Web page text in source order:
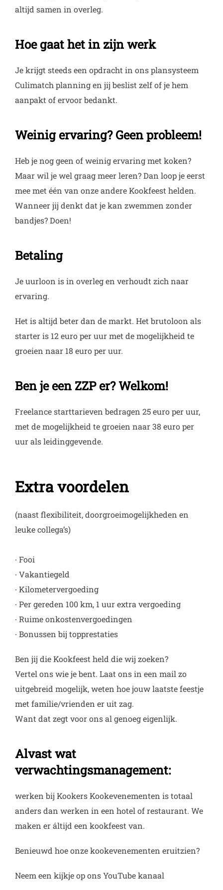
altijd samen in overleg.
Hoe gaat het in zijn werk
Je krijgt steeds een opdracht in ons plansysteem
Culimatch planning en jij beslist zelf of je hem
aanpakt of ervoor bedankt.
Weinig ervaring? Geen probleem!
Heb je nog geen of weinig ervaring met koken?
Maar wil je wel graag meer leren? Dan loop je eerst
mee met één van onze andere Kookfeest helden.
Wanneer jij denkt dat je kan zwemmen zonder
bandjes? Doen!
Betaling
Je uurloon is in overleg en verhoudt zich naar
ervaring.
Het is altijd beter dan de markt. Het brutoloon als
starter is 12 euro per uur met de mogelijkheid te
groeien naar 18 euro per uur.
Ben je een ZZP er? Welkom!
Freelance starttarieven bedragen 25 euro per uur,
met de mogelijkheid te groeien naar 38 euro per
uur als leidinggevende.
Extra voordelen
(naast flexibiliteit, doorgroeimogelijkheden en
leuke collega’s)
∙ Fooi
∙ Vakantiegeld
∙ Kilometervergoeding
∙ Per gereden 100 km, 1 uur extra vergoeding
∙ Ruime onkostenvergoedingen
∙ Bonussen bij topprestaties
Ben jij die Kookfeest held die wij zoeken?
Vertel ons wie je bent. Laat ons in een mail zo
uitgebreid mogelijk, weten hoe jouw laatste feestje
met familie/vrienden er uit zag.
Want dat zegt voor ons al genoeg eigenlijk.
Alvast wat
verwachtingsmanagement:
werken bij Kookers Kookevenementen is totaal
anders dan werken in een hotel of restaurant. We
maken er áltijd een kookfeest van.
Benieuwd hoe onze kookevenementen eruitzien?
Neem een kijkje op ons YouTube kanaal